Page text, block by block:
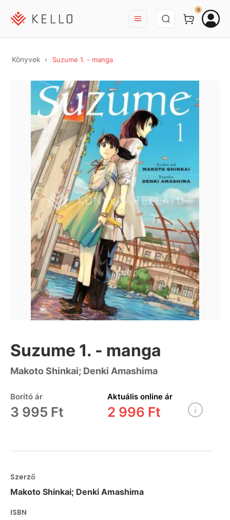
BEJELENTKEZÉS
0
Könyvek Suzume 1. - manga
Suzume 1. - manga
Makoto Shinkai; Denki Amashima
Borító ár
3 995 Ft
Aktuális online ár
2 996 Ft
Szerző
Makoto Shinkai; Denki Amashima
ISBN